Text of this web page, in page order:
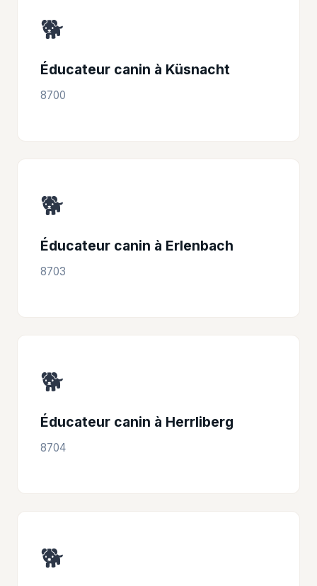
🐕
Éducateur canin à Küsnacht
8700
🐕
Éducateur canin à Erlenbach
8703
🐕
Éducateur canin à Herrliberg
8704
🐕